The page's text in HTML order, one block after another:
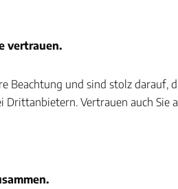
vertrauen.
Beachtung und sind stolz
Drittanbietern. Vertrauen auch Sie